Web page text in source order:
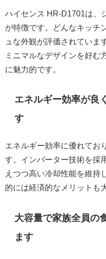
ハイセンス HR-D1701は、
が特徴です。どんなキッチ
ュな外観が評価されていま
ミニマルなデザインを好む
に魅力的です。
エネルギー効率が良
す
エネルギー効率に優れてお
す。インバーター技術を採
えつつ高い冷却性能を維持
的には経済的なメリットも
大容量で家族全員の
ます